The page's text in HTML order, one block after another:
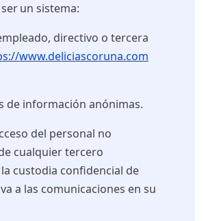
un sistema:
directivo o tercera
www.deliciascoruna.com
de información anónimas.
del personal no
cualquier tercero
custodia confidencial de
a las comunicaciones en su